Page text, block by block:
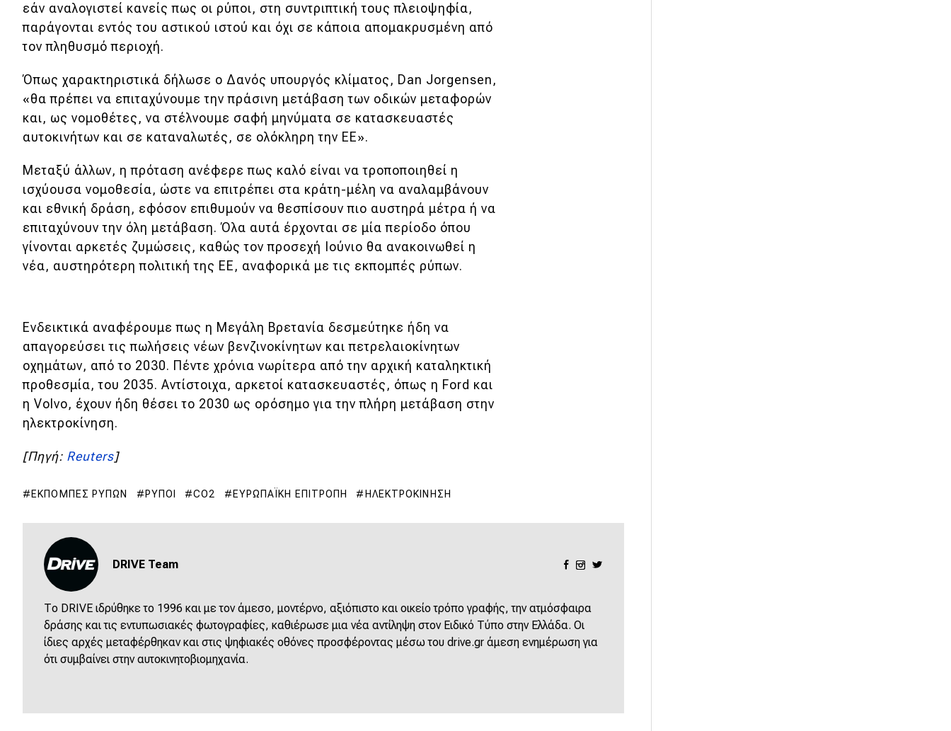
Αγορά
Απόψεις
Test Drive
Δοκιμή
Αποστολή
Συγκρίνουμε
Αγώνες
Formula 1
Eco
Νέα
Τεχνολογία
Mobility
Classic
Νέα
Παρουσιάσεις
DRIVE Away
Μεταχειρισμένο
εάν αναλογιστεί κανείς πως οι ρύποι, στη συντριπτική τους πλειοψηφία,
παράγονται εντός του αστικού ιστού και όχι σε κάποια απομακρυσμένη από
τον πληθυσμό περιοχή.
Όπως χαρακτηριστικά δήλωσε ο Δανός υπουργός κλίματος, Dan Jorgensen,
«θα πρέπει να επιταχύνουμε την πράσινη μετάβαση των οδικών μεταφορών
και, ως νομοθέτες, να στέλνουμε σαφή μηνύματα σε κατασκευαστές
αυτοκινήτων και σε καταναλωτές, σε ολόκληρη την ΕΕ».
Μεταξύ άλλων, η πρόταση ανέφερε πως καλό είναι να τροποποιηθεί η
ισχύουσα νομοθεσία, ώστε να επιτρέπει στα κράτη-μέλη να αναλαμβάνουν
και εθνική δράση, εφόσον επιθυμούν να θεσπίσουν πιο αυστηρά μέτρα ή να
επιταχύνουν την όλη μετάβαση. Όλα αυτά έρχονται σε μία περίοδο όπου
γίνονται αρκετές ζυμώσεις, καθώς τον προσεχή Ιούνιο θα ανακοινωθεί η
νέα, αυστηρότερη πολιτική της ΕΕ, αναφορικά με τις εκπομπές ρύπων.
Ενδεικτικά αναφέρουμε πως η Μεγάλη Βρετανία δεσμεύτηκε ήδη να
απαγορεύσει τις πωλήσεις νέων βενζινοκίνητων και πετρελαιοκίνητων
οχημάτων, από το 2030. Πέντε χρόνια νωρίτερα από την αρχική καταληκτική
προθεσμία, του 2035. Αντίστοιχα, αρκετοί κατασκευαστές, όπως η Ford και
η Volvo, έχουν ήδη θέσει το 2030 ως ορόσημο για την πλήρη μετάβαση στην
ηλεκτροκίνηση.
[Πηγή: Reuters]
ΕΚΠΟΜΠΈΣ ΡΎΠΩΝ ΡΎΠΟΙ CO2 ΕΥΡΩΠΑΪΚΉ ΕΠΙΤΡΟΠΉ ΗΛΕΚΤΡΟΚΊΝΗΣΗ
DRIVE Team
Το DRIVE ιδρύθηκε το 1996 και με τον άμεσο, μοντέρνο, αξιόπιστο και οικείο τρόπο γραφής, την ατμόσφαιρα
δράσης και τις εντυπωσιακές φωτογραφίες, καθιέρωσε μια νέα αντίληψη στον Ειδικό Τύπο στην Ελλάδα. Οι
ίδιες αρχές μεταφέρθηκαν και στις ψηφιακές οθόνες προσφέροντας μέσω του drive.gr άμεση ενημέρωση για
ότι συμβαίνει στην αυτοκινητοβιομηχανία.